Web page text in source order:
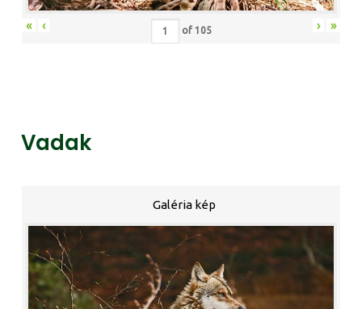
« ‹ of 105 › »
Vadak
Galéria kép